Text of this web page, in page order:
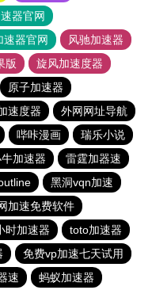
器官网
速器官网
风驰加速器
版
旋风加速度器
原子加速器
速度器
外网网址导航
哔咔漫画
瑞乐小说
加速器
雷霆加器速
黑洞vqn加速
加速免费软件
时加速器
toto加速器
免费vp加速七天试用
速 蚂蚁加速器